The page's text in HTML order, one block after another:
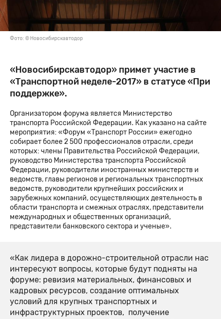
Фото: © Новосибирскавтодор
«Новосибирскавтодор» примет участие в
«Транспортной неделе-2017» в статусе «При
поддержке».
Организатором форума является Министерство
транспорта Российской Федерации. Как указано на сайте
мероприятия: «Форум «Транспорт России» ежегодно
собирает более 2 500 профессионалов отрасли, среди
которых: члены Правительства Российской Федерации,
руководство Министерства транспорта Российской
Федерации, руководители иностранных министерств и
ведомств, главы регионов и региональных транспортных
ведомств, руководители крупнейших российских и
зарубежных компаний, осуществляющих деятельность в
области транспорта и смежных отраслях, представители
международных и общественных организаций,
представители банковского сектора и ученые».
«Как лидера в дорожно-строительной отрасли нас
интересуют вопросы, которые будут подняты на
форуме: ревизия материальных, финансовых и
кадровых ресурсов, создание оптимальных
условий для крупных транспортных и
инфраструктурных проектов, получение